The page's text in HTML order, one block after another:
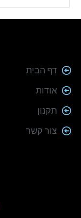
דף הבית
אודות
תקנון
צור קשר